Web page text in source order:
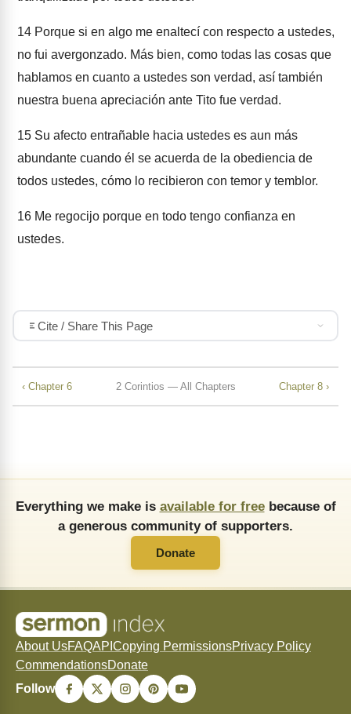
14 Porque si en algo me enaltecí con respecto a ustedes,
no fui avergonzado. Más bien, como todas las cosas que
hablamos en cuanto a ustedes son verdad, así también
nuestra buena apreciación ante Tito fue verdad.
15 Su afecto entrañable hacia ustedes es aun más
abundante cuando él se acuerda de la obediencia de
todos ustedes, cómo lo recibieron con temor y temblor.
16 Me regocijo porque en todo tengo confianza en
ustedes.
Cite / Share This Page
‹ Chapter 6 2 Corintios — All Chapters Chapter 8 ›
Everything we make is available for freebecause of
a generous community of supporters.
Donate
About UsFAQAPI Copying PermissionsPrivacy Policy
CommendationsDonate
Follow